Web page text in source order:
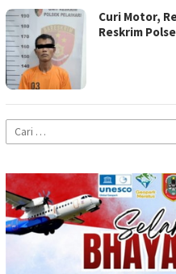
Curi Motor,
Reskrim
Cari
untuk: